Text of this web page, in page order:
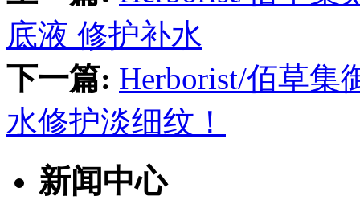
底液 修护补水
下一篇: Herborist/佰草集
水修护淡细纹！
新闻中心